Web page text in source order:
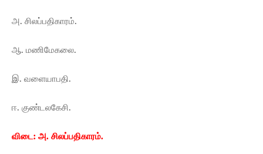
அ. சிலப்பதிகாரம்.
ஆ. மணிமேகலை.
இ. வளையாபதி.
ஈ. குண்டலகேசி.
விடை: அ. சிலப்பதிகாரம்.